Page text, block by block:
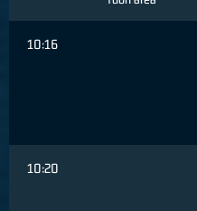
10:16
10:20